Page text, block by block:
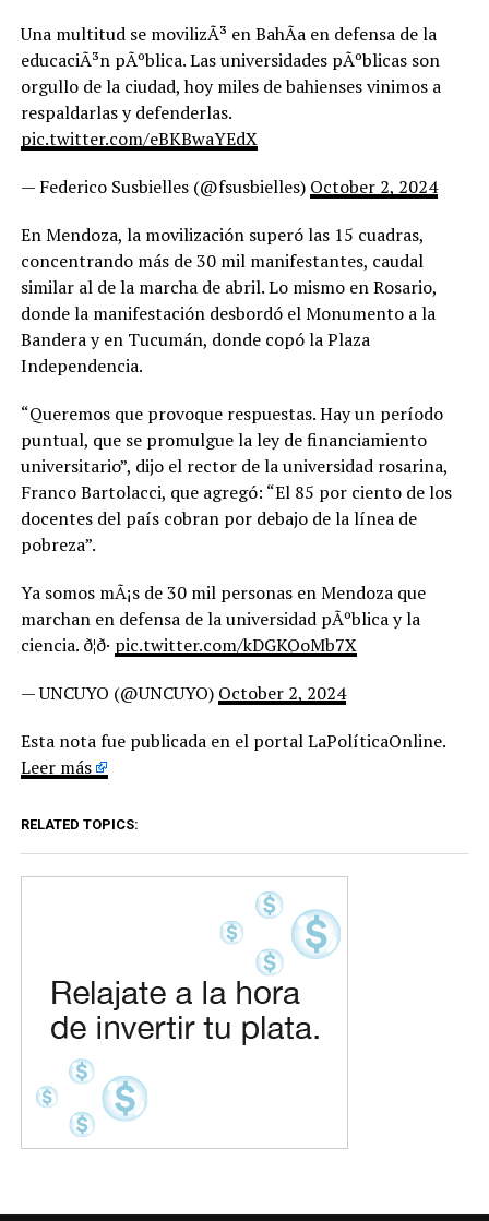
Una multitud se movilizÃ³ en BahÃ­a en defensa de la
educaciÃ³n pÃºblica. Las universidades pÃºblicas son
orgullo de la ciudad, hoy miles de bahienses vinimos a
respaldarlas y defenderlas.
pic.twitter.com/eBKBwaYEdX
— Federico Susbielles (@fsusbielles) October 2, 2024
En Mendoza, la movilización superó las 15 cuadras,
concentrando más de 30 mil manifestantes, caudal
similar al de la marcha de abril. Lo mismo en Rosario,
donde la manifestación desbordó el Monumento a la
Bandera y en Tucumán, donde copó la Plaza
Independencia.
“Queremos que provoque respuestas. Hay un período
puntual, que se promulgue la ley de financiamiento
universitario”, dijo el rector de la universidad rosarina,
Franco Bartolacci, que agregó: “El 85 por ciento de los
docentes del país cobran por debajo de la línea de
pobreza”.
Ya somos mÃ¡s de 30 mil personas en Mendoza que
marchan en defensa de la universidad pÃºblica y la
ciencia. ð¦ð· pic.twitter.com/kDGKQoMb7X
— UNCUYO (@UNCUYO) October 2, 2024
Esta nota fue publicada en el portal LaPolíticaOnline.
Leer más
RELATED TOPICS: